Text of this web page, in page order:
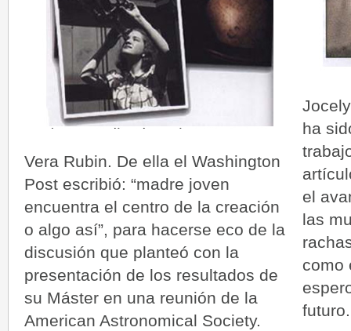
Vera Rubin. De ella el Washington
Post escribió: “madre joven
encuentra el centro de la creación
o algo así”, para hacerse eco de la
discusión que planteó con la
presentación de los resultados de
su Máster en una reunión de la
American Astronomical Society.
ha
el
las
como
futuro.